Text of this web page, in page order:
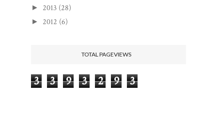
► 2013 (28)
► 2012 (6)
TOTAL PAGEVIEWS
3 3 9 3 2 9 3